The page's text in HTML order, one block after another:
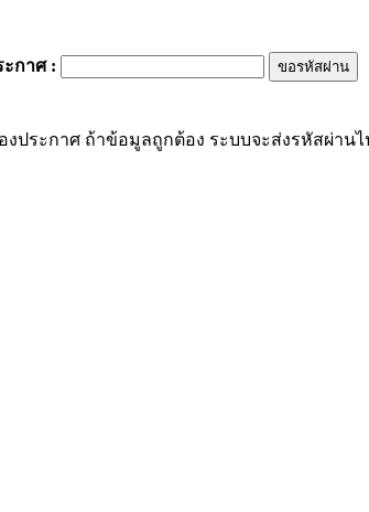
ะกาศ:
งประกาศ ถ้าข้อมูลถูกต้อง ระบบจะส่งรหัสผ่าน